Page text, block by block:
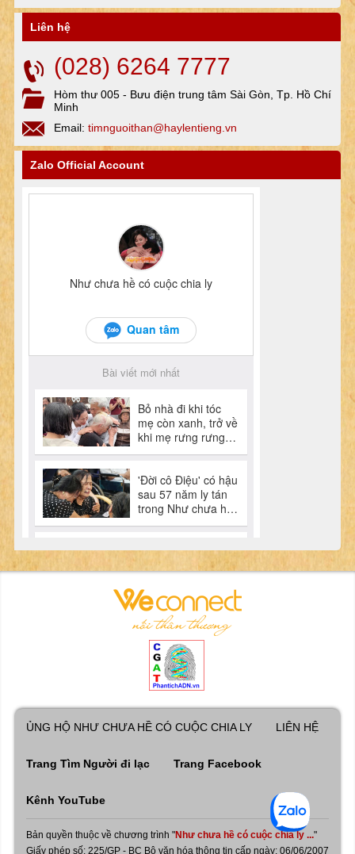
Liên hệ
(028) 6264 7777
Hòm thư 005 - Bưu điện trung tâm Sài Gòn, Tp. Hồ Chí
Minh
Email: timnguoithan@haylentieng.vn
Zalo Official Account
ỦNG HỘ NHƯ CHƯA HỀ CÓ CUỘC CHIA LY LIÊN HỆ
Trang Tìm Người đi lạc Trang Facebook
Kênh YouTube
Bản quyền thuộc về chương trình "Như chưa hề có cuộc chia ly ..."
Giấy phép số: 225/GP - BC Bộ văn hóa thông tin cấp ngày: 06/06/2007